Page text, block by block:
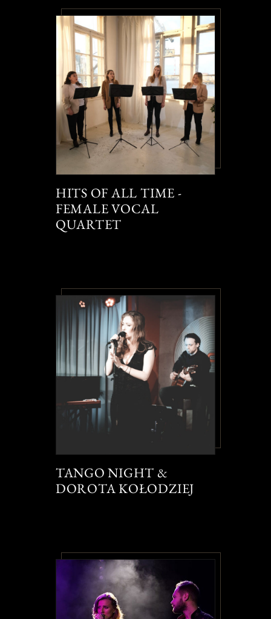
HITS OF ALL TIME -
FEMALE VOCAL
QUARTET
TANGO NIGHT &
DOROTA KOŁODZIEJ